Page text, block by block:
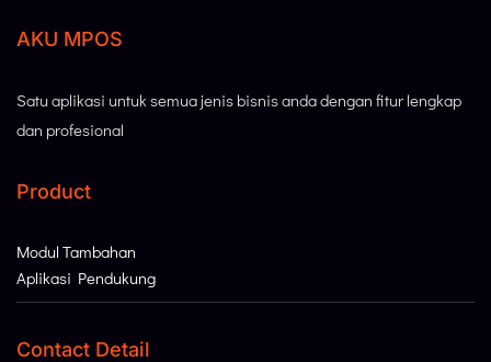
AKU MPOS
Satu aplikasi untuk semua jenis bisnis anda dengan fitur lengkap
dan profesional
Product
Modul Tambahan
Aplikasi Pendukung
Contact Detail